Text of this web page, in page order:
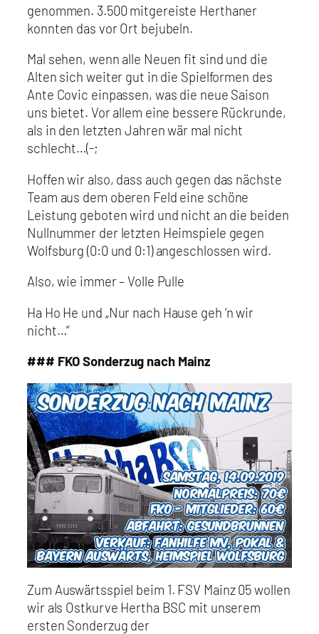
genommen. 3.500 mitgereiste Herthaner
konnten das vor Ort bejubeln.
Mal sehen, wenn alle Neuen fit sind und die
Alten sich weiter gut in die Spielformen des
Ante Covic einpassen, was die neue Saison
uns bietet. Vor allem eine bessere Rückrunde,
als in den letzten Jahren wär mal nicht
schlecht…(-;
Hoffen wir also, dass auch gegen das nächste
Team aus dem oberen Feld eine schöne
Leistung geboten wird und nicht an die beiden
Nullnummer der letzten Heimspiele gegen
Wolfsburg (0:0 und 0:1) angeschlossen wird.
Also, wie immer – Volle Pulle
Ha Ho He und „Nur nach Hause geh ‘n wir
nicht…“
### FKO Sonderzug nach Mainz
Zum Auswärtsspiel beim 1. FSV Mainz 05 wollen
wir als Ostkurve Hertha BSC mit unserem
ersten Sonderzug der